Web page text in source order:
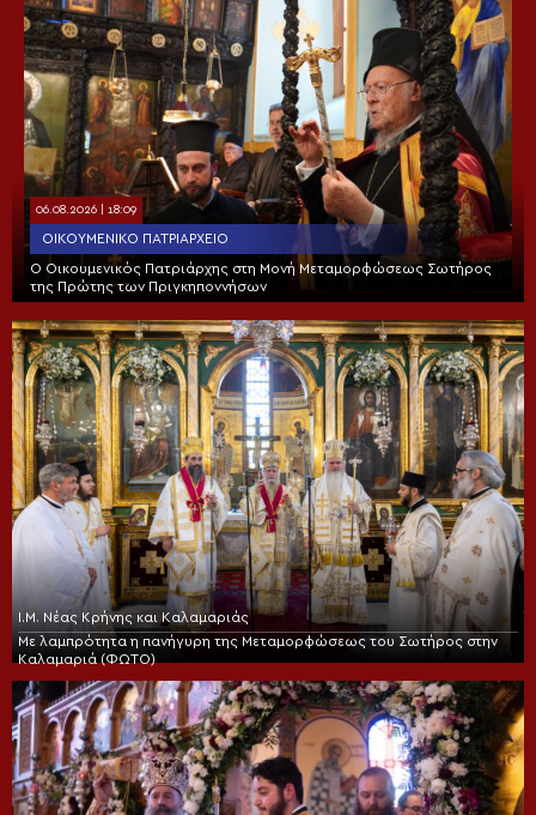
06.08.2026 | 18:09
ΟΙΚΟΥΜΕΝΙΚΌ ΠΑΤΡΙΑΡΧΕΊΟ
Ο Οικουμενικός Πατριάρχης στη Μονή Μεταμορφώσεως Σωτήρος
της Πρώτης των Πριγκηποννήσων
Ι.Μ. Νέας Κρήνης και Καλαμαριάς
Με λαμπρότητα η πανήγυρη της Μεταμορφώσεως του Σωτήρος στην
Καλαμαριά (ΦΩΤΟ)